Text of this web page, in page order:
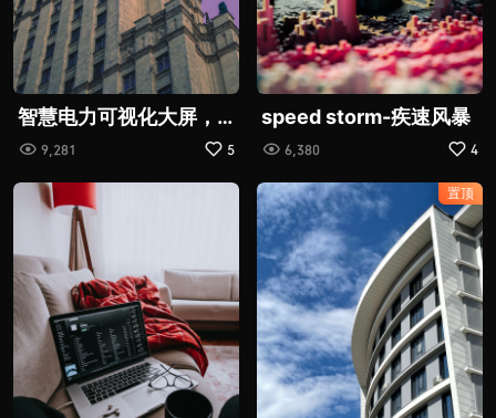
智慧电力可视化大屏，
赋能虚拟电厂精准减碳|
9,281 5
speed storm-疾速风暴
6,380 4
置顶